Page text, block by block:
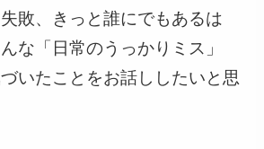
敗、きっと誰にでもあるは
な「日常のうっかりミス」
いたことをお話ししたいと思